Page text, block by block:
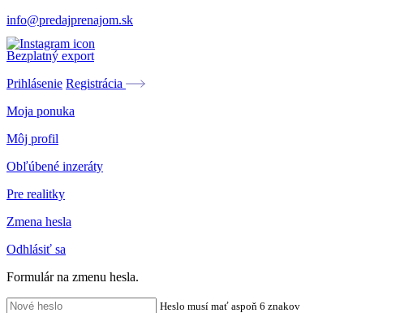
info@predajprenajom.sk
Bezplatný export
Prihlásenie Registrácia
Moja ponuka
Môj profil
Obľúbené inzeráty
Pre realitky
Zmena hesla
Odhlásiť sa
Formulár na zmenu hesla.
Heslo musí mať aspoň 6 znakov